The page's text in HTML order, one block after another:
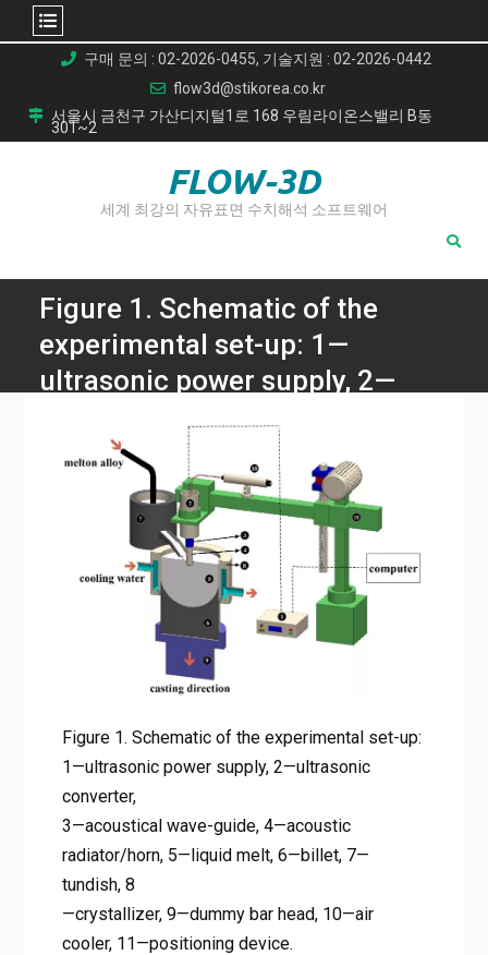
content
구매 문의 : 02-2026-0455, 기술지원 : 02-2026-0442
flow3d@stikorea.co.kr
서울시 금천구 가산디지털1로 168 우림라이온스밸리 B동
301~2
FLOW-3D
세계 최강의 자유표면 수치해석 소프트웨어
Figure 1. Schematic of the
experimental set-up: 1—
ultrasonic power supply, 2—
ultrasonic converter, 3—
acoustical wave-guide, 4—
acoustic radiator/horn, 5—
liquid melt, 6—billet, 7—tundish,
8 —crystallizer, 9—dummy bar
head, 10—air cooler, 11—
positioning device.
가변 주파수 초음파 처리: ZK60 마그네슘 합금의 결정립 미세
Figure 1. Schematic of the experimental set-up: 1—
ultrasonic power supply, 2—ultrasonic converter, 3—
acoustical wave-guide, 4—acoustic radiator/horn, 5—liquid
melt, 6—billet, 7—tundish, 8 —crystallizer, 9—dummy bar
head, 10—air cooler, 11—positioning device.
Figure 1. Schematic of the experimental set-up:
1—ultrasonic power supply, 2—ultrasonic
converter,
3—acoustical wave-guide, 4—acoustic
radiator/horn, 5—liquid melt, 6—billet, 7—
tundish, 8
—crystallizer, 9—dummy bar head, 10—air
cooler, 11—positioning device.